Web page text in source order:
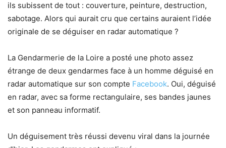
ils subissent de tout : couverture, peinture, destruction,
sabotage. Alors qui aurait cru que certains auraient l’idée
originale de se déguiser en radar automatique ?
La Gendarmerie de la Loire a posté une photo assez
étrange de deux gendarmes face à un homme déguisé en
radar automatique sur son compte Facebook. Oui, déguisé
en radar, avec sa forme rectangulaire, ses bandes jaunes
et son panneau informatif.
Un déguisement très réussi devenu viral dans la journée